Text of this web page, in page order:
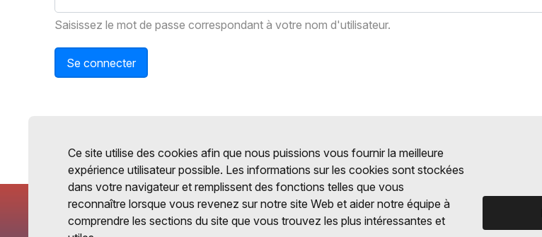
Saisissez le mot de passe correspondant à votre nom d'utilisateur.
Se connecter
Ce site utilise des cookies afin que nous puissions vous fournir la meilleure
expérience utilisateur possible. Les informations sur les cookies sont stockées
dans votre navigateur et remplissent des fonctions telles que vous
reconnaître lorsque vous revenez sur notre site Web et aider notre équipe à
comprendre les sections du site que vous trouvez les plus intéressantes et